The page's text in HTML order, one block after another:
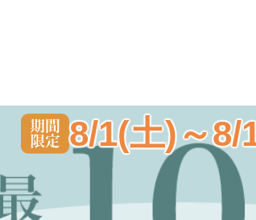
8/1(土)～8/